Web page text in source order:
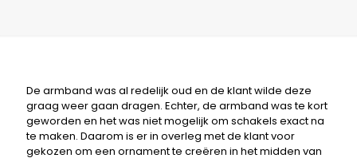
De armband was al redelijk oud en de klant wilde deze
graag weer gaan dragen. Echter, de armband was te kort
geworden en het was niet mogelijk om schakels exact na
te maken. Daarom is er in overleg met de klant voor
gekozen om een ornament te creëren in het midden van